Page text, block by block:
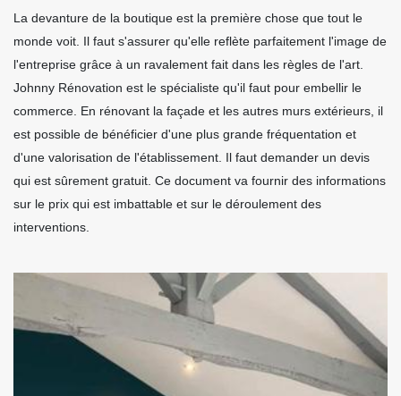
La devanture de la boutique est la première chose que tout le
monde voit. Il faut s'assurer qu'elle reflète parfaitement l'image de
l'entreprise grâce à un ravalement fait dans les règles de l'art.
Johnny Rénovation est le spécialiste qu'il faut pour embellir le
commerce. En rénovant la façade et les autres murs extérieurs, il
est possible de bénéficier d'une plus grande fréquentation et
d'une valorisation de l'établissement. Il faut demander un devis
qui est sûrement gratuit. Ce document va fournir des informations
sur le prix qui est imbattable et sur le déroulement des
interventions.